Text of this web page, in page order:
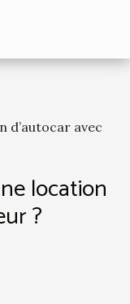
d’autocar avec
location
?